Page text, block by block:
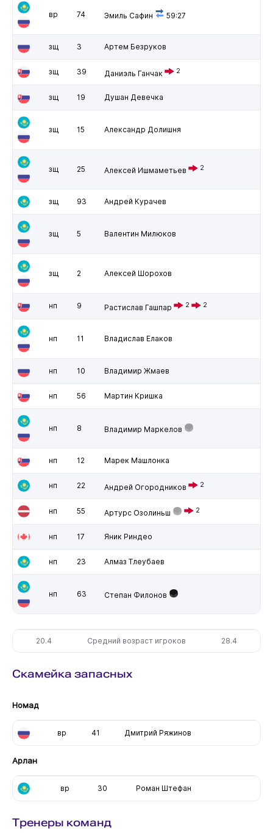
вр 74 Эмиль Сафин 59:27
зщ 3 Артем Безруков
зщ 39 Даниэль Ганчак 2
зщ 19 Душан Девечка
зщ 15 Александр Долишня
зщ 25 Алексей Ишмаметьев 2
зщ 93 Андрей Курачев
зщ 5 Валентин Милюков
зщ 2 Алексей Шорохов
нп 9 Растислав Гашпар 2 2
нп 11 Владислав Елаков
нп 10 Владимир Жмаев
нп 56 Мартин Кришка
нп 8 Владимир Маркелов
нп 12 Марек Машлонка
нп 22 Андрей Огородников 2
нп 55 Артурс Озолиньш 2
нп 17 Яник Риндео
нп 23 Алмаз Тлеубаев
нп 63 Степан Филонов
20.4 Средний возраст игроков 28.4
Скамейка запасных
Номад
вр 41 Дмитрий Ряжинов
Арлан
вр 30 Роман Штефан
Тренеры команд